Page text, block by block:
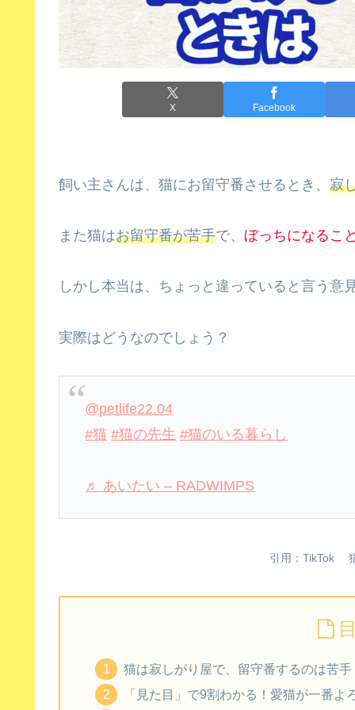
X Facebook
飼い主さんは、猫にお留守番させるとき、 寂
また猫はお留守番が苦手で、 ぼっちになるこ
しかし本当は、ちょっと違っていると言う意
実際はどうなのでしょう？
@petlife22.04
#猫 #猫の先生 #猫のいる暮らし
♬ あいたい – RADWIMPS
引用：TikTok
猫は寂しがり屋で、留守番するのは苦手
「見た目」で9割わかる！愛猫が一番よ